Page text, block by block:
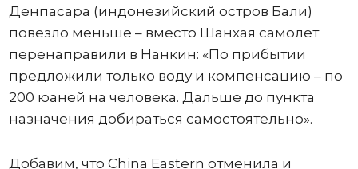
Денпасара (индонезийский остров Бали)
повезло меньше – вместо Шанхая самолет
перенаправили в Нанкин: «По прибытии
предложили только воду и компенсацию – по
200 юаней на человека. Дальше до пункта
назначения добираться самостоятельно».
Добавим, что China Eastern отменила и